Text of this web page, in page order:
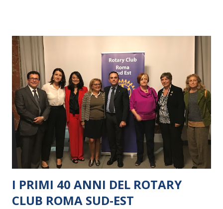
I PRIMI 40 ANNI DEL ROTARY
CLUB ROMA SUD-EST